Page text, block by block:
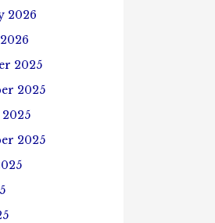
2026
2025
2025
2025